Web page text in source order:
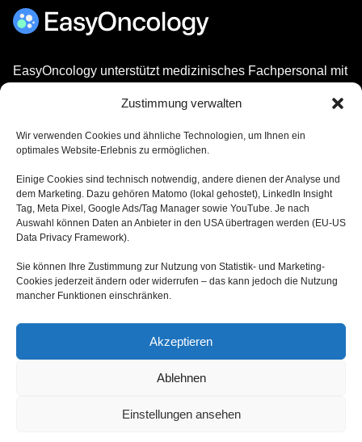
Zustimmung verwalten
Wir verwenden Cookies und ähnliche Technologien, um Ihnen ein
optimales Website-Erlebnis zu ermöglichen.
Einige Cookies sind technisch notwendig, andere dienen der Analyse und
dem Marketing. Dazu gehören Matomo (lokal gehostet), LinkedIn Insight
Tag, Meta Pixel, Google Ads/Tag Manager sowie YouTube. Je nach
Auswahl können Daten an Anbieter in den USA übertragen werden (EU‑US
Data Privacy Framework).
Sie können Ihre Zustimmung zur Nutzung von Statistik- und Marketing-
Cookies jederzeit ändern oder widerrufen – das kann jedoch die Nutzung
mancher Funktionen einschränken.
Akzeptieren
Ablehnen
Einstellungen ansehen
EasyOncology unterstützt medizinisches Fachpersonal mit
Behandlung – praxisnah, evidenzbasiert und aktuell.
Easy Oncology jetzt downloaden und nutzen
Kontakt
Karriere
Impressum
Datenschutzerklärung
Datenschutzerklärung App